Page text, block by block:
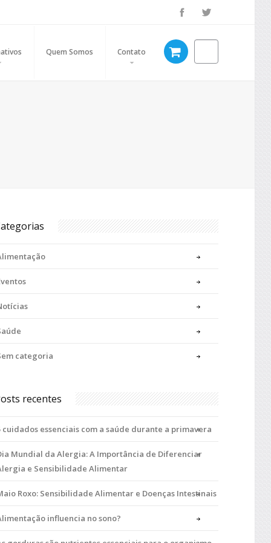
Quem Somos Contato
categoria
recentes
cuidados essenciais com a saúde durante a primavera
Mundial da Alergia: A Importância de Diferenciar
e Sensibilidade Alimentar
Roxo: Sensibilidade Alimentar e Doenças Intestinais
influencia no sono?